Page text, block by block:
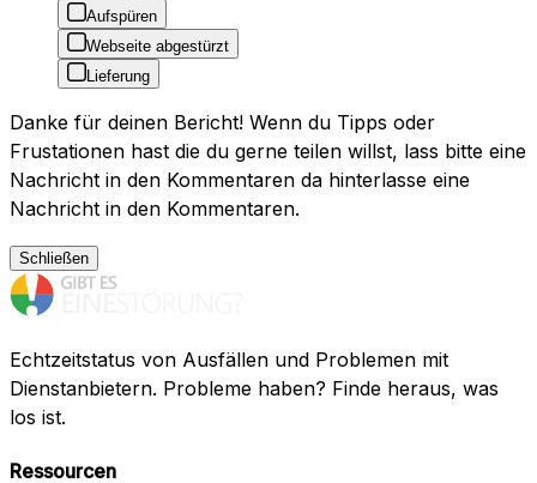
Aufspüren
Webseite abgestürzt
Lieferung
Danke für deinen Bericht! Wenn du Tipps oder
Frustationen hast die du gerne teilen willst, lass bitte eine
Nachricht in den Kommentaren da hinterlasse eine
Nachricht in den Kommentaren.
Schließen
Echtzeitstatus von Ausfällen und Problemen mit
Dienstanbietern. Probleme haben? Finde heraus, was
los ist.
Ressourcen